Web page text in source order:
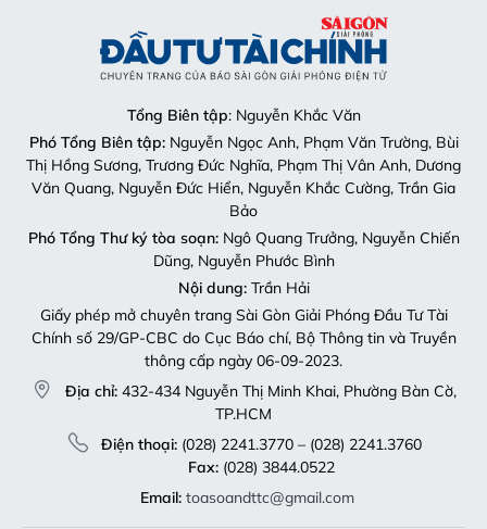
Tổng Biên tập: Nguyễn Khắc Văn
Phó Tổng Biên tập:Nguyễn Ngọc Anh, Phạm Văn Trường, Bùi
Thị Hồng Sương, Trương Đức Nghĩa, Phạm Thị Vân Anh, Dương
Văn Quang, Nguyễn Đức Hiển, Nguyễn Khắc Cường, Trần Gia
Bảo
Phó Tổng Thư ký tòa soạn:Ngô Quang Trưởng, Nguyễn Chiến
Dũng, Nguyễn Phước Bình
Nội dung:Trần Hải
Giấy phép mở chuyên trang Sài Gòn Giải Phóng Đầu Tư Tài
Chính số 29/GP-CBC do Cục Báo chí, Bộ Thông tin và Truyền
thông cấp ngày 06-09-2023.
Địa chỉ: 432-434 Nguyễn Thị Minh Khai, Phường Bàn Cờ,
TP.HCM
Điện thoại:(028) 2241.3770 – (028) 2241.3760
Fax:(028) 3844.0522
Email: toasoandttc@gmail.com